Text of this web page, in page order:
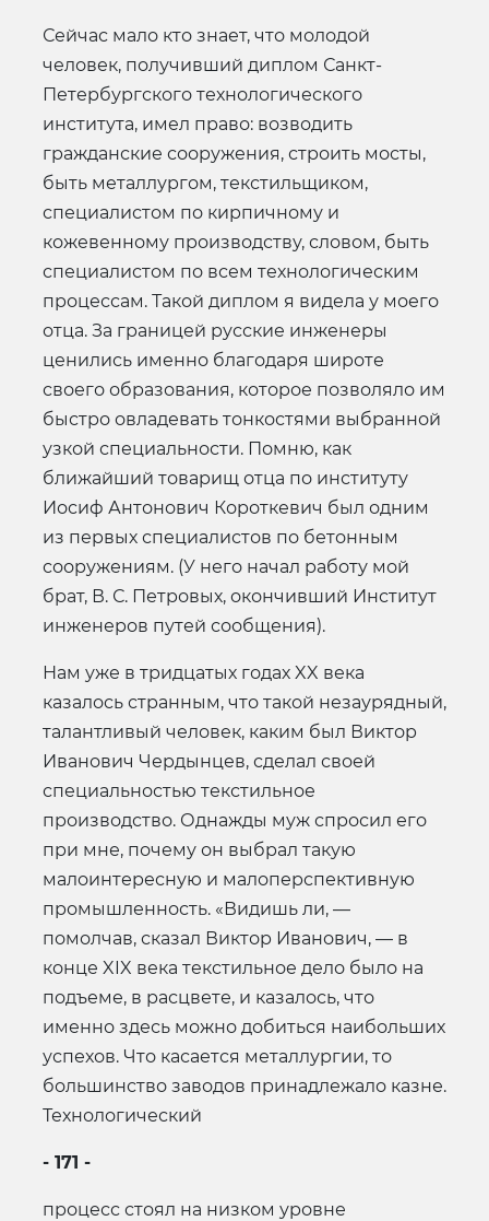
Сейчас мало кто знает, что молодой
человек, получивший диплом Санкт-
Петербургского технологического
института, имел право: возводить
гражданские сооружения, строить мосты,
быть металлургом, текстильщиком,
специалистом по кирпичному и
кожевенному производству, словом, быть
специалистом по всем технологическим
процессам. Такой диплом я видела у моего
отца. За границей русские инженеры
ценились именно благодаря широте
своего образования, которое позволяло им
быстро овладевать тонкостями выбранной
узкой специальности. Помню, как
ближайший товарищ отца по институту
Иосиф Антонович Короткевич был одним
из первых специалистов по бетонным
сооружениям. (У него начал работу мой
брат, В. С. Петровых, окончивший Институт
инженеров путей сообщения).
Нам уже в тридцатых годах XX века
казалось странным, что такой незаурядный,
талантливый человек, каким был Виктор
Иванович Чердынцев, сделал своей
специальностью текстильное
производство. Однажды муж спросил его
при мне, почему он выбрал такую
малоинтересную и малоперспективную
промышленность. «Видишь ли, —
помолчав, сказал Виктор Иванович, — в
конце XIX века текстильное дело было на
подъеме, в расцвете, и казалось, что
именно здесь можно добиться наибольших
успехов. Что касается металлургии, то
большинство заводов принадлежало казне.
Технологический
- 171 -
процесс стоял на низком уровне